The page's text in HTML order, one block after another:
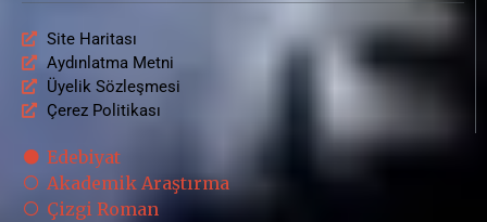
Site Haritası
Aydınlatma Metni
Üyelik Sözleşmesi
Çerez Politikası
Edebiyat
Akademik Araştırma
Çizgi Roman